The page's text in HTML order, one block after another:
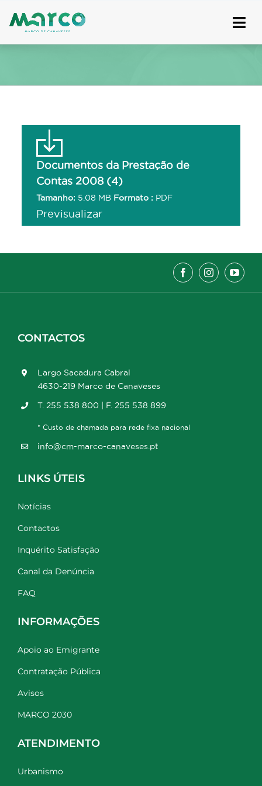
to
Documentos da Prestação de
Contas 2008 (4)
Tamanho: 5.08 MB Formato : PDF
Previsualizar
CONTACTOS
Largo Sacadura Cabral
4630-219 Marco de Canaveses
T. 255 538 800 | F. 255 538 899
* Custo de chamada para rede fixa nacional
info@cm-marco-canaveses.pt
LINKS ÚTEIS
Notícias
Contactos
Inquérito Satisfação
Canal da Denúncia
FAQ
INFORMAÇÕES
Apoio ao Emigrante
Contratação Pública
Avisos
MARCO 2030
ATENDIMENTO
Urbanismo